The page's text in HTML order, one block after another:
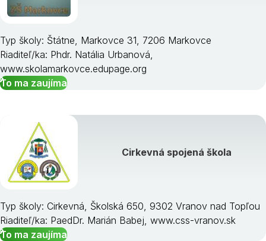
Typ školy: Štátne, Markovce 31, 7206 Markovce
Riaditeľ/ka: Phdr. Natália Urbanová,
www.skolamarkovce.edupage.org
To ma zaujíma
Cirkevná spojená škola
Typ školy: Cirkevná, Školská 650, 9302 Vranov nad Topľou
Riaditeľ/ka: PaedDr. Marián Babej, www.css-vranov.sk
To ma zaujíma